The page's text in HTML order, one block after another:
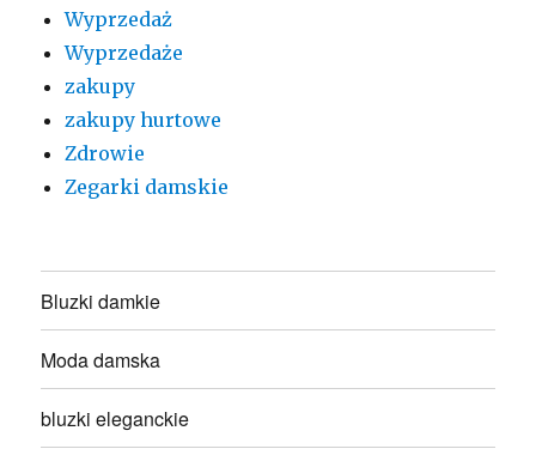
Wyprzedaż
Wyprzedaże
zakupy
zakupy hurtowe
Zdrowie
Zegarki damskie
Bluzki damkie
Moda damska
bluzki eleganckie